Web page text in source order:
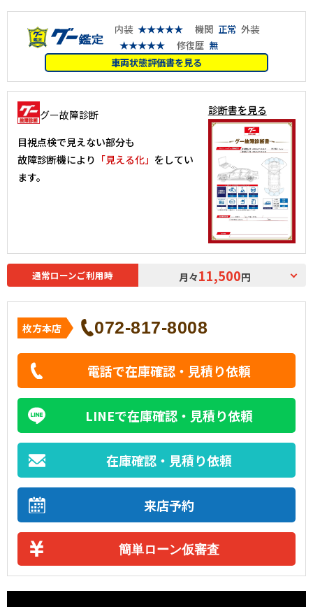
内装 ★★★★★ 機関 正常 外装
★★★★★
修復歴 無
車両状態評価書を見る
グー故障診断
目視点検で見えない部分も
故障診断機により 「見える化」 をしてい
ます。
診断書を見る
通常ローンご利用時 月々11,500円
枚方本店 072-817-8008
電話で在庫確認・見積り依頼
LINEで在庫確認・見積り依頼
在庫確認・見積り依頼
来店予約
簡単ローン仮審査